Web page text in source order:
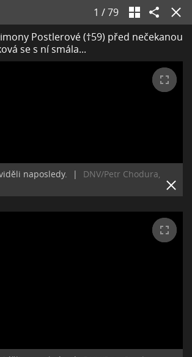
1 /79
Postlerové (†59) před nečekanou
se s ní smála...
naposledy. |
DNV/Petr Chodura,